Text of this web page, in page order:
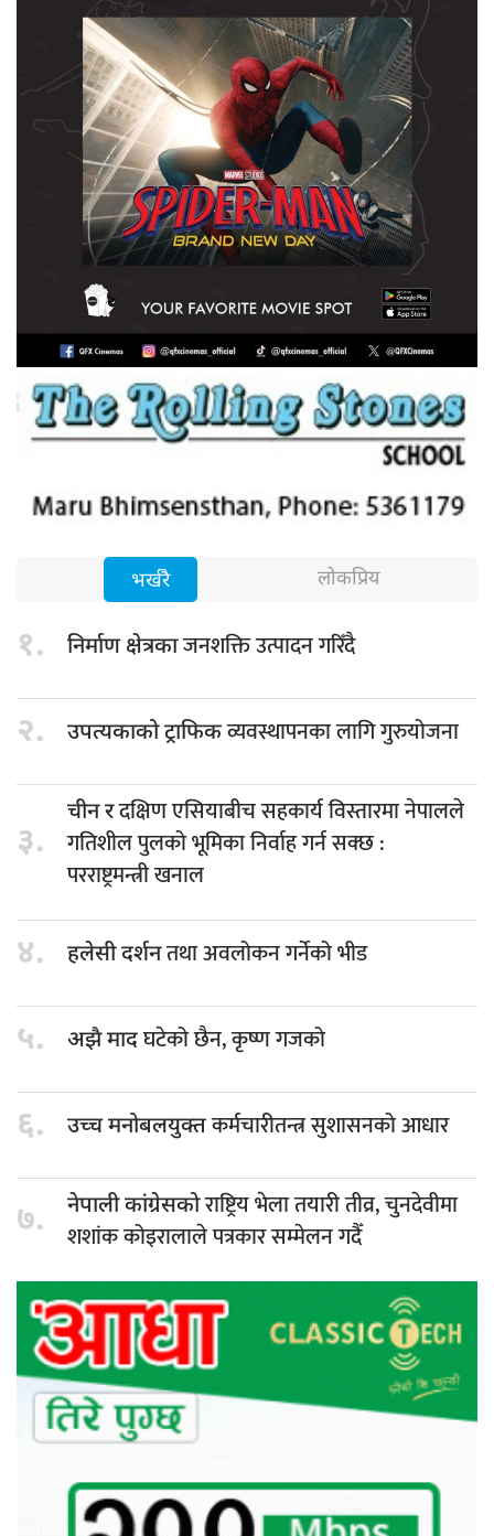
भर्खरै लोकप्रिय
१. निर्माण क्षेत्रकाजनशक्ति उत्पादन गरिँदै
२. उपत्यकाको ट्राफिकव्यवस्थापनका लागि गुरुयोजना
३.
चीन रदक्षिण एसियाबीच सहकार्य विस्तारमा नेपालले
गतिशील पुलको भूमिका निर्वाह गर्न सक्छ :
परराष्ट्रमन्त्री खनाल
४. हलेसी दर्शनतथा अवलोकन गर्नेको भीड
५. अझै मादघटेको छैन, कृष्ण गजको
६. उच्च मनोबलयुक्तकर्मचारीतन्त्र सुशासनको आधार
७. नेपाली कांग्रेसकोराष्ट्रिय भेला तयारी तीव्र, चुनदेवीमा
शशांक कोइरालाले पत्रकार सम्मेलन गदैँ